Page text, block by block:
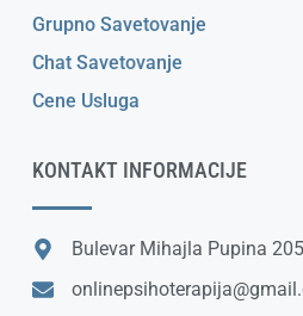
Grupno Savetovanje
Chat Savetovanje
Cene Usluga
KONTAKT INFORMACIJE
Bulevar Mihajla Pupina